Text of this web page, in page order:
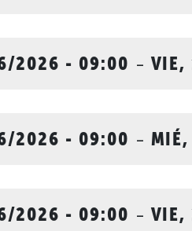
2026 - 09:00 -
2026 - 09:00 -
2026 - 09:00 -